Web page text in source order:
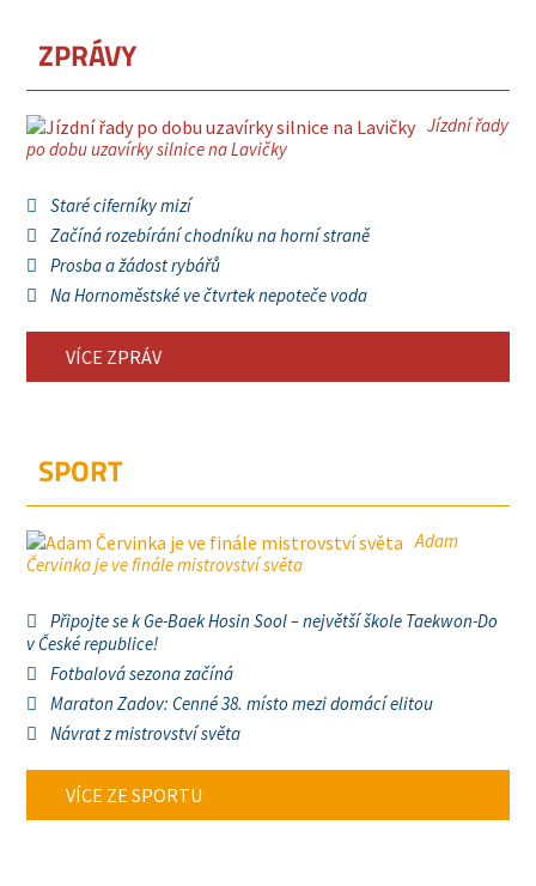
ZPRÁVY
Jízdní řady
po dobu uzavírky silnice na Lavičky
Staré ciferníky mizí
Začíná rozebírání chodníku na horní straně
Prosba a žádost rybářů
Na Hornoměstské ve čtvrtek nepoteče voda
VÍCE ZPRÁV
SPORT
Adam
Červinka je ve finále mistrovství světa
Připojte se k Ge-Baek Hosin Sool – největší škole Taekwon-Do
v České republice!
Fotbalová sezona začíná
Maraton Zadov: Cenné 38. místo mezi domácí elitou
Návrat z mistrovství světa
VÍCE ZE SPORTU